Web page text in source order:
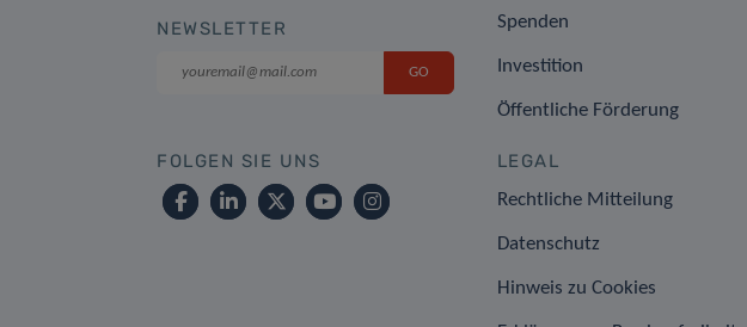
NEWSLETTER
FOLGEN SIE UNS
Spenden
Investition
Öffentliche Förderung
LEGAL
Rechtliche Mitteilung
Datenschutz
Hinweis zu Cookies